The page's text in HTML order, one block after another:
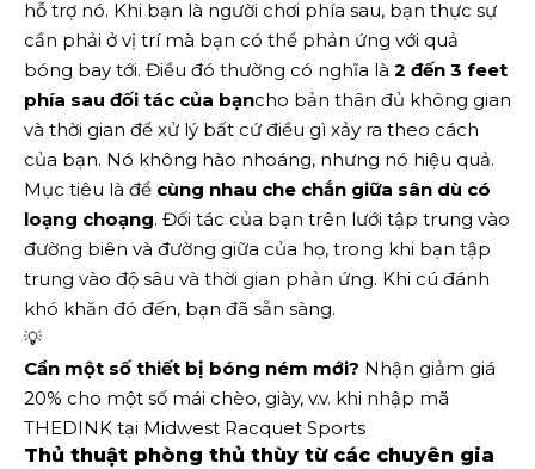
hỗ trợ nó. Khi bạn là người chơi phía sau, bạn thực sự
cần phải ở vị trí mà bạn có thể phản ứng với quả
bóng bay tới. Điều đó thường có nghĩa là 2 đến 3 feet
phía sau đối tác của bạncho bản thân đủ không gian
và thời gian để xử lý bất cứ điều gì xảy ra theo cách
của bạn. Nó không hào nhoáng, nhưng nó hiệu quả.
Mục tiêu là để cùng nhau che chắn giữa sân dù có
loạng choạng. Đối tác của bạn trên lưới tập trung vào
đường biên và đường giữa của họ, trong khi bạn tập
trung vào độ sâu và thời gian phản ứng. Khi cú đánh
khó khăn đó đến, bạn đã sẵn sàng.
💡
Cần một số thiết bị bóng ném mới? Nhận giảm giá
20% cho một số mái chèo, giày, v.v. khi nhập mã
THEDINK tại Midwest Racquet Sports
Thủ thuật phòng thủ thùy từ các chuyên gia